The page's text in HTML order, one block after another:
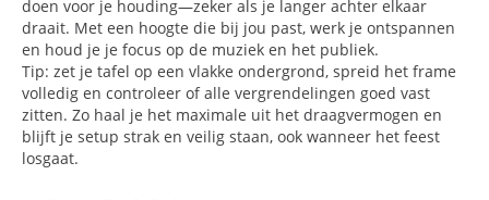
doen voor je houding—zeker als je langer achter elkaar
draait. Met een hoogte die bij jou past, werk je ontspannen
en houd je je focus op de muziek en het publiek.
Tip: zet je tafel op een vlakke ondergrond, spreid het frame
volledig en controleer of alle vergrendelingen goed vast
zitten. Zo haal je het maximale uit het draagvermogen en
blijft je setup strak en veilig staan, ook wanneer het feest
losgaat.